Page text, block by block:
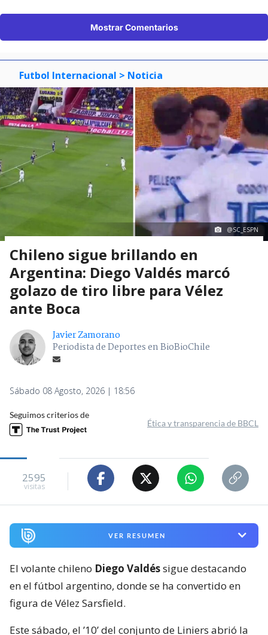
Mostrar Comentarios
Futbol Internacional > Noticia
@SC_ESPN
Chileno sigue brillando en
Argentina: Diego Valdés marcó
golazo de tiro libre para Vélez
ante Boca
Javier Zamorano
Periodista de Deportes en BioBioChile
Sábado 08 Agosto, 2026 | 18:56
Seguimos criterios de
Ética y transparencia de BBCL
2595
visitas
VER RESUMEN
El volante chileno Diego Valdéssigue destacando
en el fútbol argentino, donde se ha convertido en
figura de Vélez Sarsfield.
Este sábado, el ’10’ del conjunto de Liniers abrió la